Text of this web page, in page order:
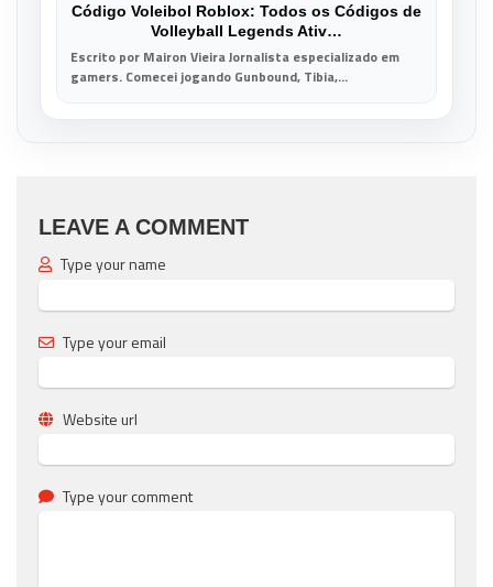
Código Voleibol Roblox: Todos os Códigos de
Volleyball Legends Ativ…
Escrito por Mairon Vieira Jornalista especializado em
gamers. Comecei jogando Gunbound, Tibia,...
LEAVE A COMMENT
Type your name
Type your email
Website url
Type your comment